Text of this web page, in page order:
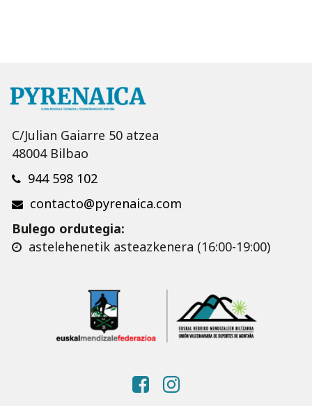
C/Julian Gaiarre 50 atzea
48004 Bilbao
944 598 102
contacto@pyrenaica.com
Bulego ordutegia:
astelehenetik asteazkenera (16:00-19:00)